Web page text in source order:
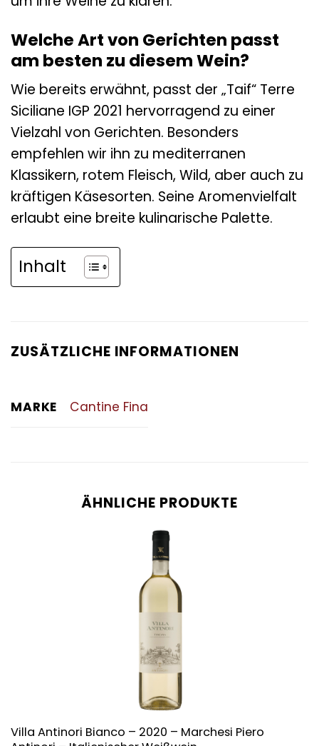
Welche Art von Gerichten passt
am besten zu diesem Wein?
Wie bereits erwähnt, passt der „Taif“ Terre
Siciliane IGP 2021 hervorragend zu einer
Vielzahl von Gerichten. Besonders
empfehlen wir ihn zu mediterranen
Klassikern, rotem Fleisch, Wild, aber auch zu
kräftigen Käsesorten. Seine Aromenvielfalt
erlaubt eine breite kulinarische Palette.
Inhalt
ZUSÄTZLICHE INFORMATIONEN
MARKE Cantine Fina
ÄHNLICHE PRODUKTE
Villa Antinori Bianco – 2020 – Marchesi Piero